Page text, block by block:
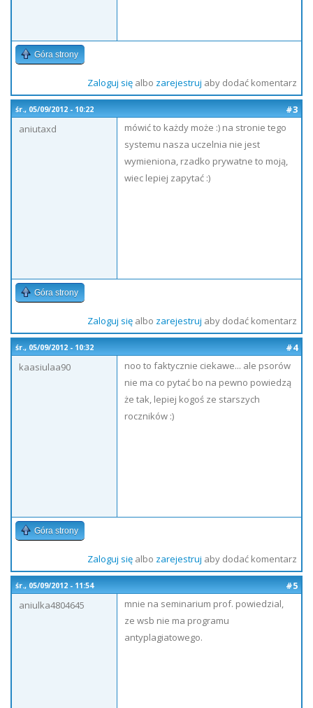
Góra strony
Zaloguj sięalbo zarejestruj aby dodać komentarz
śr., 05/09/2012 - 10:22
#3
aniutaxd
mówić to każdy może :) na stronie tego
systemu nasza uczelnia nie jest
wymieniona, rzadko prywatne to moją,
wiec lepiej zapytać :)
Góra strony
Zaloguj sięalbo zarejestruj aby dodać komentarz
śr., 05/09/2012 - 10:32
#4
kaasiulaa90
noo to faktycznie ciekawe... ale psorów
nie ma co pytać bo na pewno powiedzą
że tak, lepiej kogoś ze starszych
roczników :)
Góra strony
Zaloguj sięalbo zarejestruj aby dodać komentarz
śr., 05/09/2012 - 11:54
#5
aniulka4804645
mnie na seminarium prof. powiedzial,
ze wsb nie ma programu
antyplagiatowego.